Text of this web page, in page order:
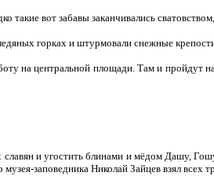
такие вот забавы заканчивались
горках и штурмовали снежные
на центральной площади. Там и
и угостить блинами и мёдом Дашу,
заповедника Николай Зайцев взял всех